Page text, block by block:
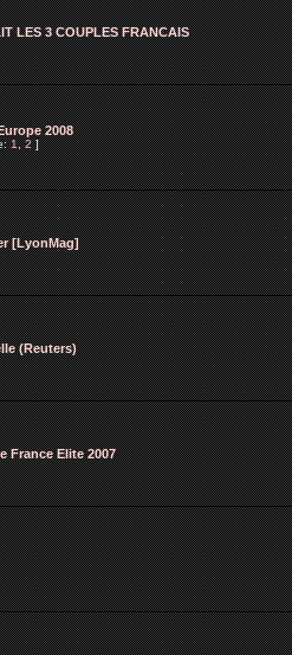
LES 3 COUPLES FRANCAIS
2008
1,2]
[LyonMag]
(Reuters)
France Elite 2007